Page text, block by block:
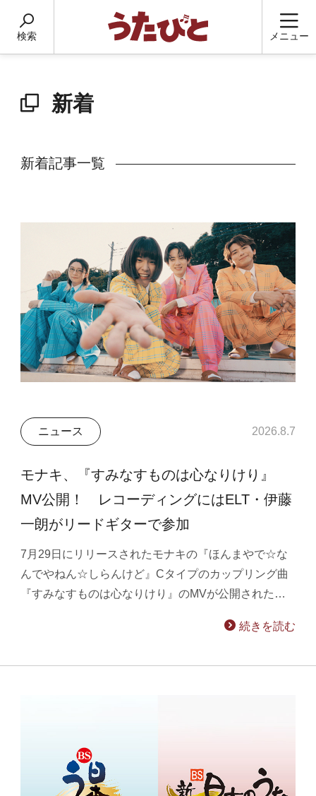
検索 メニュー
新着
新着記事一覧
ニュース 2026.8.7
モナキ、『すみなすものは心なりけり』
MV公開！ レコーディングにはELT・伊藤
一朗がリードギターで参加
7月29日にリリースされたモナキの『ほんまやで☆な
んでやねん☆しらんけど』Cタイプのカップリング曲
『すみなすものは心なりけり』のMVが公開された…
続きを読む